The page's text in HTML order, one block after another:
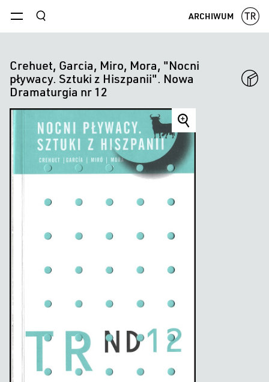
menu szukaj ARCHIWUM
Crehuet, Garcia, Miro, Mora, "Nocni
pływacy. Sztuki z Hiszpanii". Nowa
Dramaturgia nr 12
Garcia,
Miro,
Mora,
"Nocni
z
Hiszpanii".
Dramaturgia
12